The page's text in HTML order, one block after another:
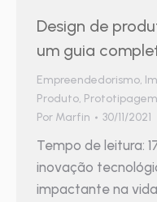
Design de
um guia
Empreendedorismo,
Produto, Prototipagem
Por Marfin 30/11/2021
Tempo de leitura:
inovação
impactante na